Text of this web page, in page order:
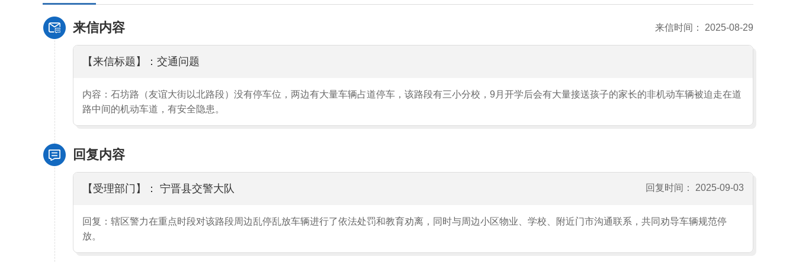
来信内容 来信时间： 2025-08-29
【来信标题】：交通问题
内容：石坊路（友谊大街以北路段）没有停车位，两边有大量车辆占道停车，该路段有三小分校，9月开学后会有大量接送孩子的家长的非机动车辆被迫走在道
路中间的机动车道，有安全隐患。
回复内容
【受理部门】： 宁晋县交警大队 回复时间： 2025-09-03
回复：辖区警力在重点时段对该路段周边乱停乱放车辆进行了依法处罚和教育劝离，同时与周边小区物业、学校、附近门市沟通联系，共同劝导车辆规范停
放。